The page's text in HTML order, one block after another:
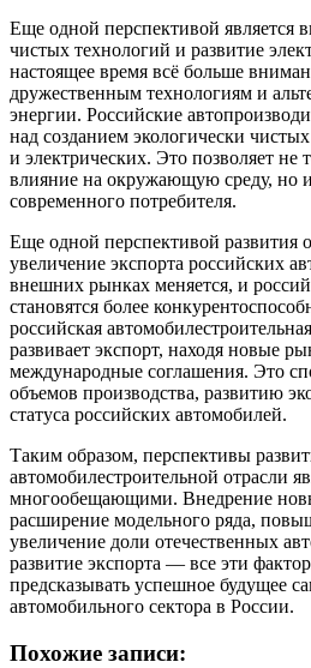
Еще одной перспективой является
чистых технологий и развитие
настоящее время всё больше
дружественным технологиям и
энергии. Российские
над созданием экологически
и электрических. Это позволяет не
влияние на окружающую среду, но и
современного потребителя.
Еще одной перспективой развития
увеличение экспорта российских
внешних рынках меняется, и
становятся более
российская
развивает экспорт, находя новые
международные соглашения. Это
объемов производства, развитию
статуса российских автомобилей.
Таким образом, перспективы
автомобилестроительной отрасли
многообещающими. Внедрение
расширение модельного ряда,
увеличение доли отечественных
развитие экспорта — все эти
предсказывать успешное будущее
автомобильного сектора в России.
Похожие записи: